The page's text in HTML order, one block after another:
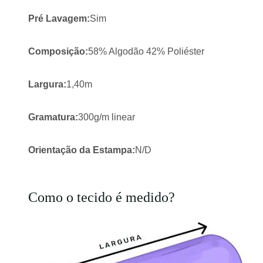
Pré Lavagem:Sim
Composição:58% Algodão 42% Poliéster
Largura:1,40m
Gramatura:300g/m linear
Orientação da Estampa:N/D
Como o tecido é medido?